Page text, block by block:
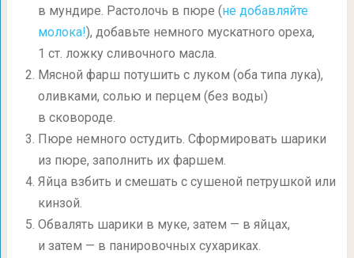
в мундире. Растолочь в пюре (не добавляйте
молока!), добавьте немного мускатного ореха,
1 ст. ложку сливочного масла.
Мясной фарш потушить с луком (оба типа лука),
оливками, солью и перцем (без воды)
в сковороде.
Пюре немного остудить. Сформировать шарики
из пюре, заполнить их фаршем.
Яйца взбить и смешать с сушеной петрушкой или
кинзой.
Обвалять шарики в муке, затем — в яйцах,
и затем — в панировочных сухариках.